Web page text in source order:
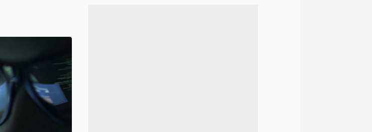
inscreva-se
Termos de Uso e Política de Privacidade do Canaltech.